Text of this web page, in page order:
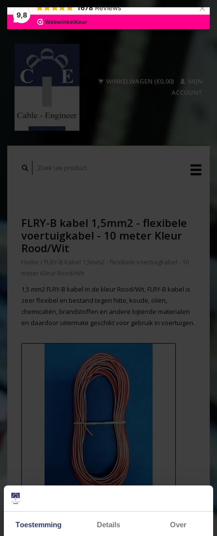
Toestemming Details Over
9,8
1678 Reviews ×
WINKELWAGEN (€0,00)
MIJN
ACCOUNT
FLRY-B kabel 1,5mm2 - flexibele
voertuigkabel - 10 meter Kleur
Rood/Wit
Home / FLRY-B kabel 1,5mm2 - flexibele voertuigkabel - 10
meter Kleur Rood/Wit
1,5 mm2 FLRY-B kabel in de kleur Rood/Wit. FLRY-B kabel is
zeer flexibel en bestand tegen hitte, koude, oliën,
chemicaliën, brandstoffen en andere bijtende materialen
en daardoor uitermate geschikt voor gebruik in voertuigen.